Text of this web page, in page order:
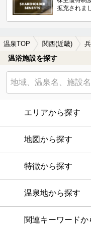
拡充されま
温泉TOP 関西(近畿)
温浴施設を探す
エリアから探す
地図から探す
特徴から探す
温泉地から探す
関連キーワードか